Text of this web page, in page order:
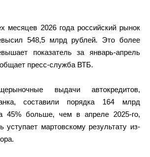
месяцев 2026 года российский рынок
548,5 млрд рублей. Это более
показатель за январь-апрель
пресс-служба ВТБ.
выдачи автокредитов,
составили порядка 164 млрд
45% больше, чем в апреле 2025-го,
уступает мартовскому результату из-